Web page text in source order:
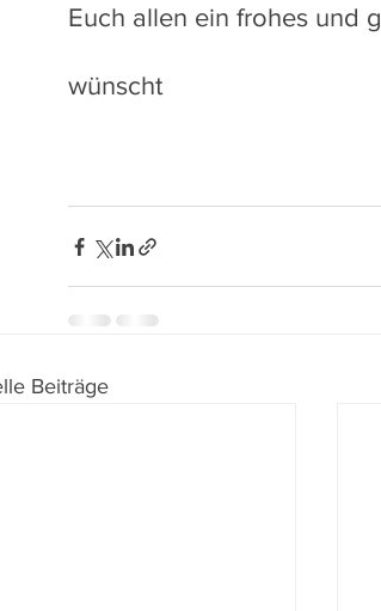
Euch allen ein frohes und
wünscht
Beiträge